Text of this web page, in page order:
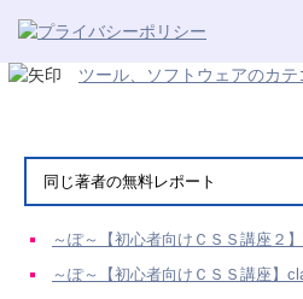
ツール、ソフトウェアのカ
同じ著者の無料レポート
～ぽ～【初心者向けＣＳＳ講座２
～ぽ～【初心者向けＣＳＳ講座】